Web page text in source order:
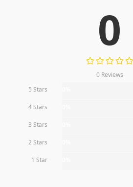
0
0 Reviews
5 Stars
4 Stars
3 Stars
2 Stars
1 Star